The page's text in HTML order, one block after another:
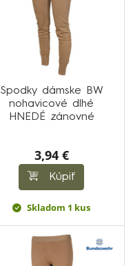
Spodky dámske BW
nohavicové dlhé
HNEDÉ zánovné
3,94 €
Kúpiť
Skladom 1 kus